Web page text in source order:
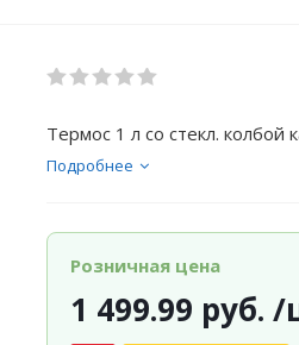
Термос 1 л со стекл. колбой
Подробнее
Розничная цена
1 499.99 руб. /